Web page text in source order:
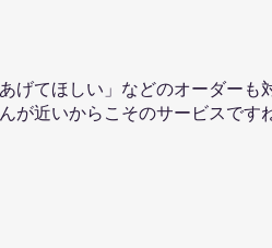
あげてほしい」などのオーダーも
が近いからこそのサービスです